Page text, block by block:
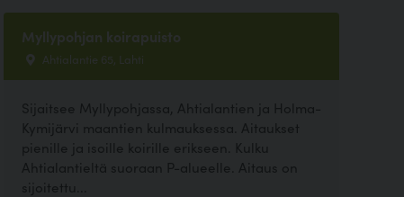
Myllypohjan koirapuisto
Ahtialantie 65, Lahti
Sijaitsee Myllypohjassa, Ahtialantien ja Holma-
Kymijärvi maantien kulmauksessa. Aitaukset
pienille ja isoille koirille erikseen. Kulku
Ahtialantieltä suoraan P-alueelle. Aitaus on
sijoitettu...